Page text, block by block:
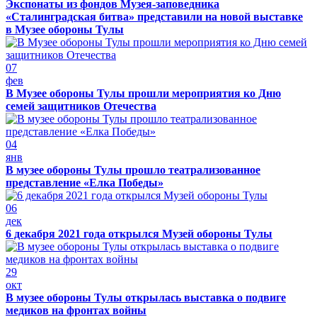
Экспонаты из фондов Музея-заповедника
«Сталинградская битва» представили на новой выставке
в Музее обороны Тулы
07
фев
В Музее обороны Тулы прошли мероприятия ко Дню
семей защитников Отечества
04
янв
В музее обороны Тулы прошло театрализованное
представление «Елка Победы»
06
дек
6 декабря 2021 года открылся Музей обороны Тулы
29
окт
В музее обороны Тулы открылась выставка о подвиге
медиков на фронтах войны